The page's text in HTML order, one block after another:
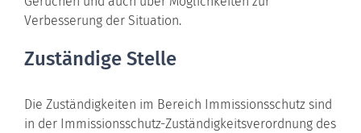
Verbesserung der Situation.
Zuständige Stelle
Die Zuständigkeiten im Bereich Immissionsschutz sind
in der Immissionsschutz-Zuständigkeitsverordnung des